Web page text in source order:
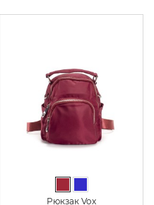
Рюкзак Vox